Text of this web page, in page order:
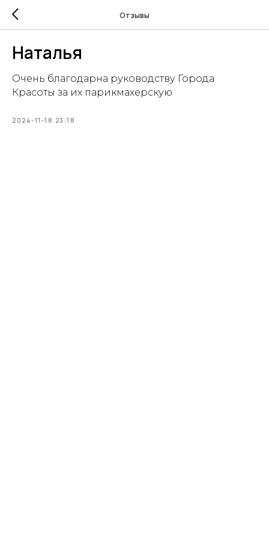
Отзывы
Наталья
Очень благодарна руководству Города
Красоты за их парикмахерскую
2024-11-18 23:18